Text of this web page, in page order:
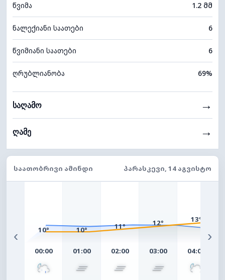
წვიმა 1.2 მმ
ნალექიანი საათები 6
წვიმიანი საათები 6
ღრუბლიანობა 69%
საღამო →
ღამე →
ᲡᲐᲐᲗᲝᲑᲠᲘᲕᲘ ᲐᲛᲘᲜᲓᲘ ᲞᲐᲠᲐᲡᲙᲔᲕᲘ, 14 ᲐᲒᲕᲘᲡᲢᲝ
‹ 10°
00:00
10°
01:00
11°
02:00
12°
03:00
13°
04:00
›